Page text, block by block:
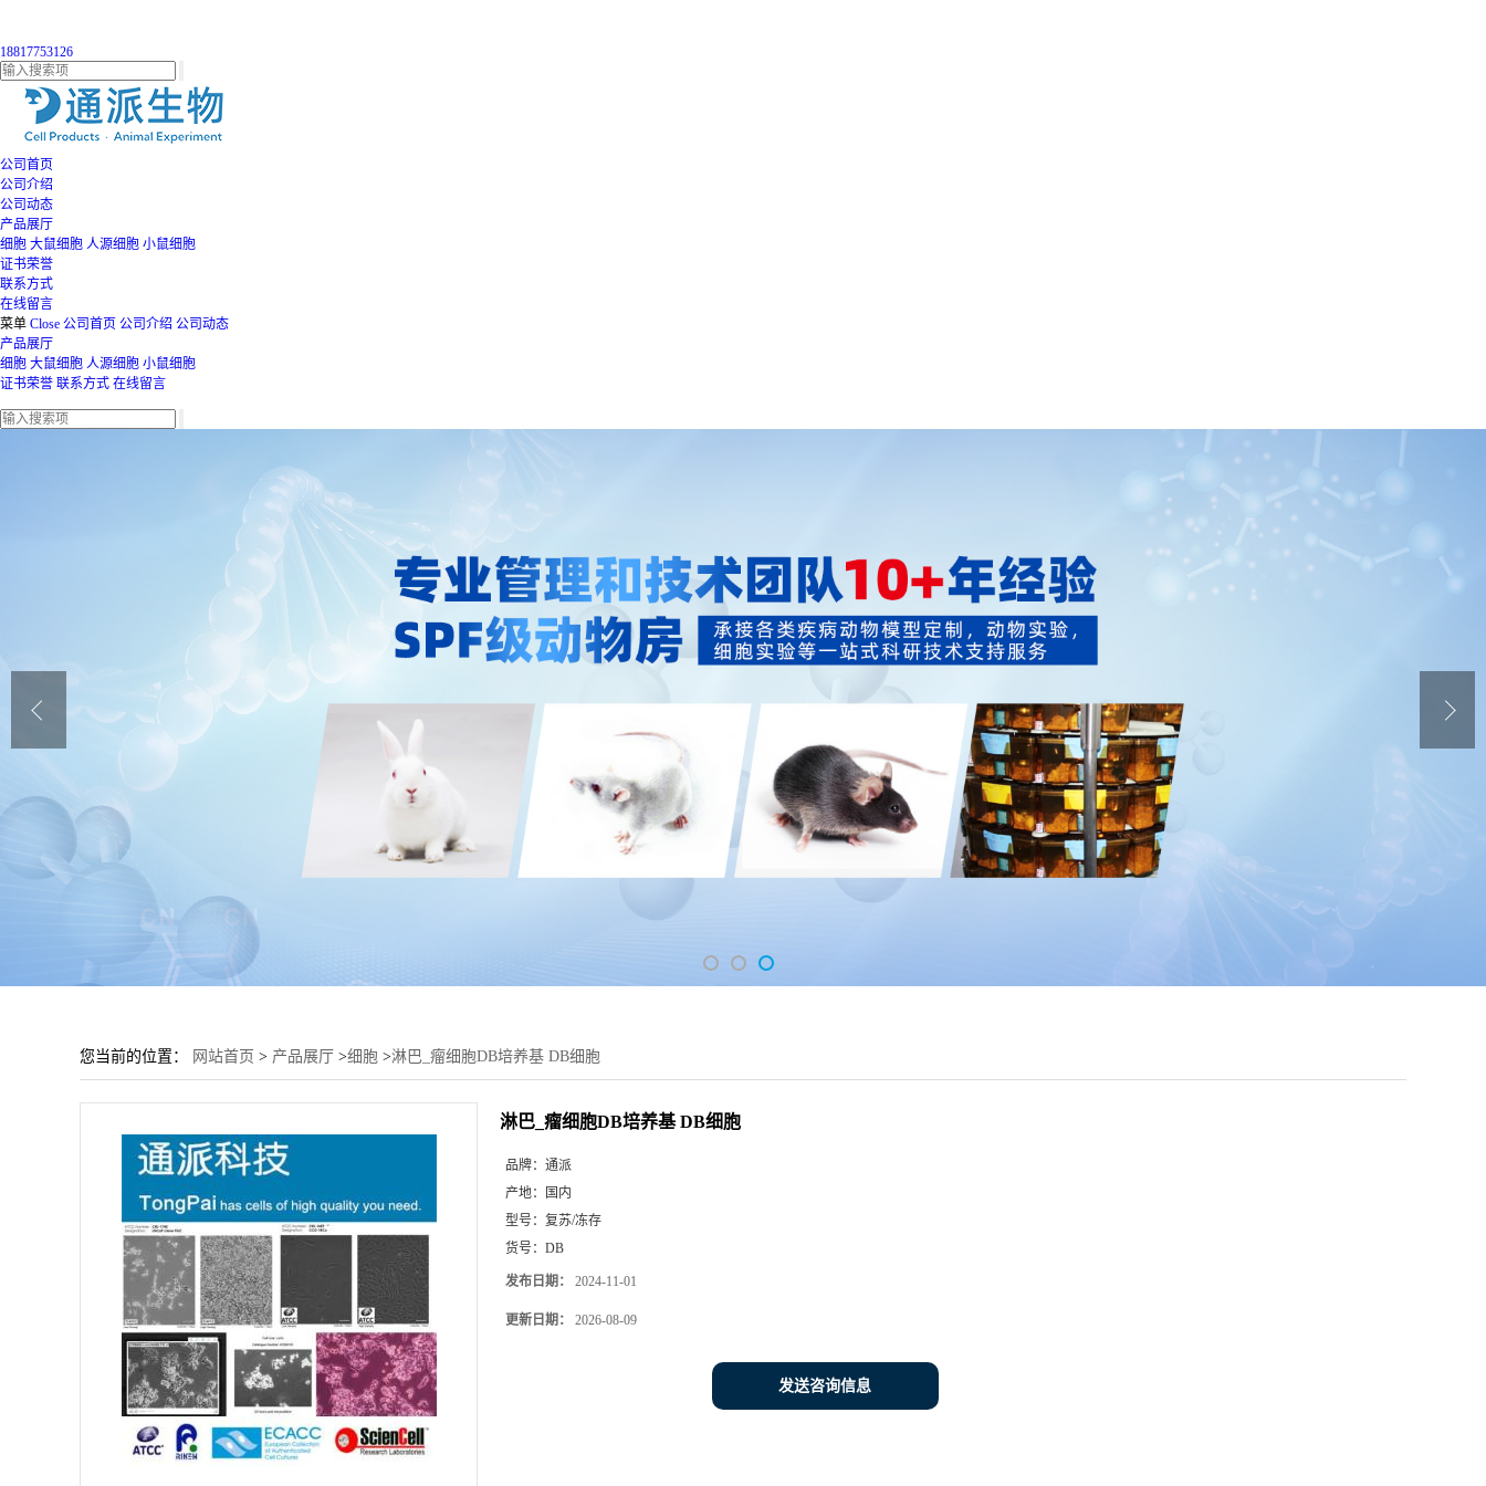
18817753126
公司首页
公司介绍
公司动态
产品展厅
细胞 大鼠细胞 人源细胞 小鼠细胞
证书荣誉
联系方式
在线留言
菜单 Close 公司首页 公司介绍 公司动态
产品展厅
细胞 大鼠细胞 人源细胞 小鼠细胞
证书荣誉 联系方式 在线留言
您当前的位置： 网站首页 > 产品展厅 >细胞 >淋巴_瘤细胞DB培养基 DB细胞
淋巴_瘤细胞DB培养基 DB细胞
品牌： 通派
产地：
国内
型号： 复苏/冻存
货号： DB
发布日期： 2024-11-01
更新日期： 2026-08-09
发送咨询信息